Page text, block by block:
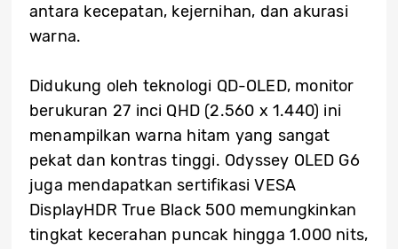
antara kecepatan, kejernihan, dan akurasi
warna.
Didukung oleh teknologi QD-OLED, monitor
berukuran 27 inci QHD (2.560 x 1.440) ini
menampilkan warna hitam yang sangat
pekat dan kontras tinggi. Odyssey OLED G6
juga mendapatkan sertifikasi VESA
DisplayHDR True Black 500 memungkinkan
tingkat kecerahan puncak hingga 1.000 nits,